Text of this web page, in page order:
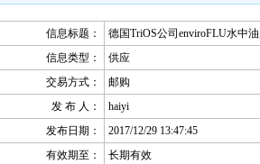
信息标题：
德国TriOS公司enviroFLU水中
信息类型：
供应
交易方式：
邮购
发 布 人：
haiyi
发布日期：
2017/12/29 13:47:45
有效期至：
长期有效